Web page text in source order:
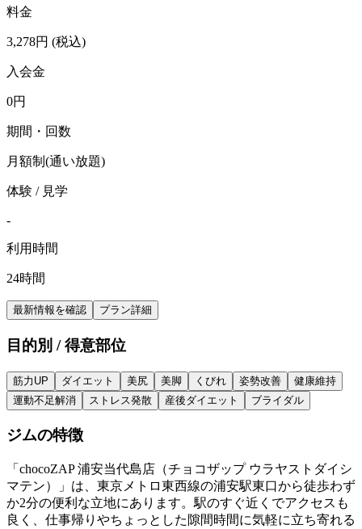
料金
3,278円 (税込)
入会金
0円
期間・回数
月額制(通い放題)
体験 / 見学
-
利用時間
24時間
最新情報を確認 プラン詳細
目的別 / 得意部位
筋力UP ダイエット 美尻 美脚 くびれ 姿勢改善
健康維持
運動不足解消
ストレス発散 産後ダイエット ブライダル
ジムの特徴
「chocoZAP 浦安当代島店（チョコザップ ウラヤストダイシ
マテン）」は、東京メトロ東西線の浦安駅東口から徒歩わず
か2分の便利な立地にあります。駅のすぐ近くでアクセスも
良く、仕事帰りやちょっとした隙間時間に気軽に立ち寄れる